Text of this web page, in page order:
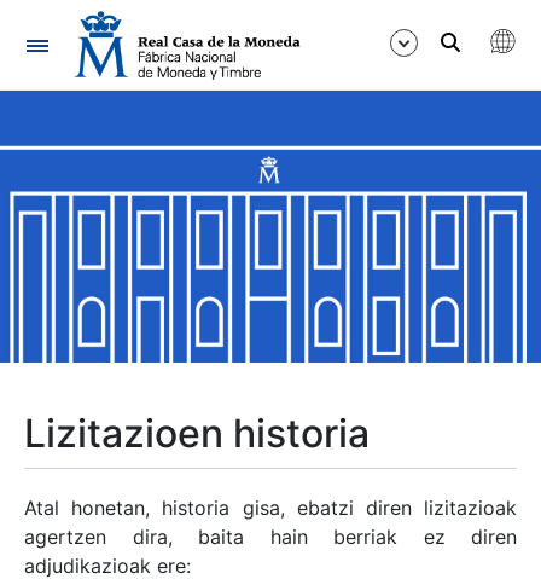
Nabigazioa
Erakutsi/Ezkutatu
Erakutsi/Ezkutatu
Erakutsi/Ezkutatu
Erakutsi/Ezkutatu
Lizitazioen historia
Atal honetan, historia gisa, ebatzi diren lizitazioak
agertzen dira, baita hain berriak ez diren
adjudikazioak ere: